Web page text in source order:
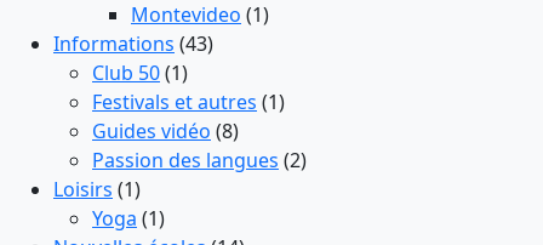
Montevideo (1)
Informations (43)
Club 50(1)
Festivals et autres (1)
Guides vidéo (8)
Passion des langues (2)
Loisirs (1)
Yoga (1)